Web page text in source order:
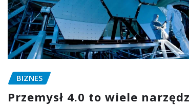
BIZNES
Przemysł 4.0 to wiele